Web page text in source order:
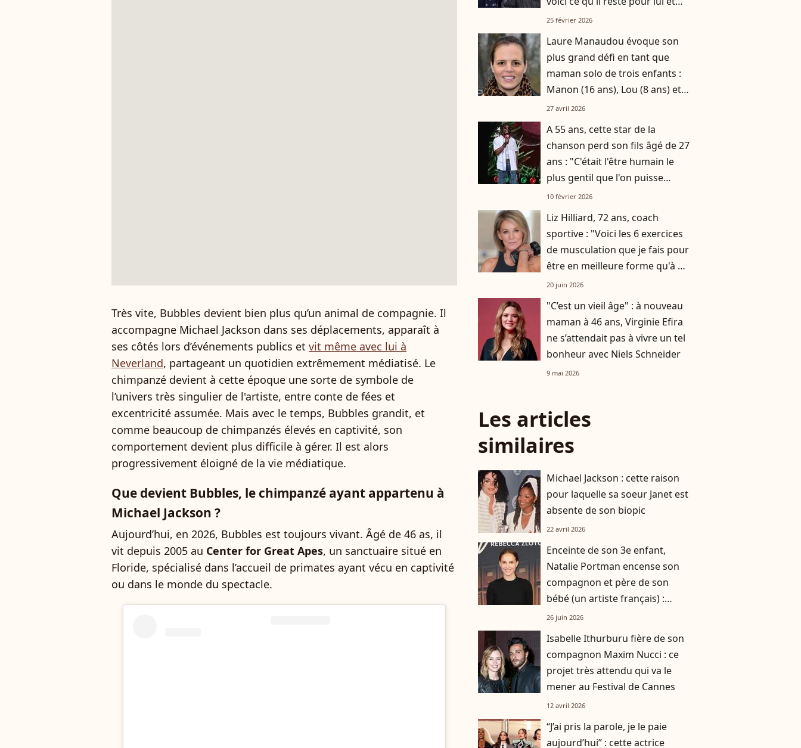
Très vite, Bubbles devient bien plus qu’un animal de compagnie. Il
accompagne Michael Jackson dans ses déplacements, apparaît à
ses côtés lors d’événements publics et vit même avec lui à
Neverland, partageant un quotidien extrêmement médiatisé. Le
chimpanzé devient à cette époque une sorte de symbole de
l’univers très singulier de l'artiste, entre conte de fées et
excentricité assumée. Mais avec le temps, Bubbles grandit, et
comme beaucoup de chimpanzés élevés en captivité, son
comportement devient plus difficile à gérer. Il est alors
progressivement éloigné de la vie médiatique.
Que devient Bubbles, le chimpanzé ayant appartenu à
Michael Jackson ?
Aujourd’hui, en 2026, Bubbles est toujours vivant. Âgé de 46 as, il
vit depuis 2005 au Center for Great Apes, un sanctuaire situé en
Floride, spécialisé dans l’accueil de primates ayant vécu en captivité
ou dans le monde du spectacle.
Murielle, sa femme de 45 ans
25 février 2026
Laure Manaudou évoque son
plus grand défi en tant que
maman solo de trois enfants :
Manon (16 ans), Lou (8 ans) et
Sacha (5 ans)
27 avril 2026
A 55 ans, cette star de la
chanson perd son fils âgé de 27
ans : "C'était l'être humain le
plus gentil que l'on puisse
rencontrer"
10 février 2026
Liz Hilliard, 72 ans, coach
sportive : "Voici les 6 exercices
de musculation que je fais pour
être en meilleure forme qu'à 40
ans"
20 juin 2026
"C’est un vieil âge" : à nouveau
maman à 46 ans, Virginie Efira
ne s’attendait pas à vivre un tel
bonheur avec Niels Schneider
9 mai 2026
Les articles
similaires
Michael Jackson : cette raison
pour laquelle sa soeur Janet est
absente de son biopic
22 avril 2026
Enceinte de son 3e enfant,
Natalie Portman encense son
compagnon et père de son
bébé (un artiste français) :
"C'est ma chanson de l'été"
26 juin 2026
Isabelle Ithurburu fière de son
compagnon Maxim Nucci : ce
projet très attendu qui va le
mener au Festival de Cannes
12 avril 2026
“J’ai pris la parole, je le paie
aujourd’hui” : cette actrice